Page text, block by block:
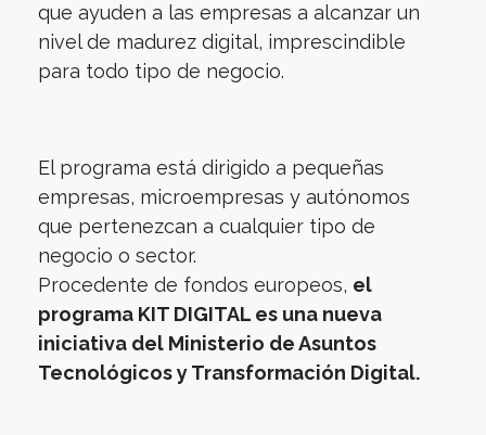
que ayuden a las empresas a alcanzar un
nivel de madurez digital, imprescindible
para todo tipo de negocio.
El programa está dirigido a pequeñas
empresas, microempresas y autónomos
que pertenezcan a cualquier tipo de
negocio o sector.
Procedente de fondos europeos, el
programa KIT DIGITAL es una nueva
iniciativa del Ministerio de Asuntos
Tecnológicos y Transformación Digital.